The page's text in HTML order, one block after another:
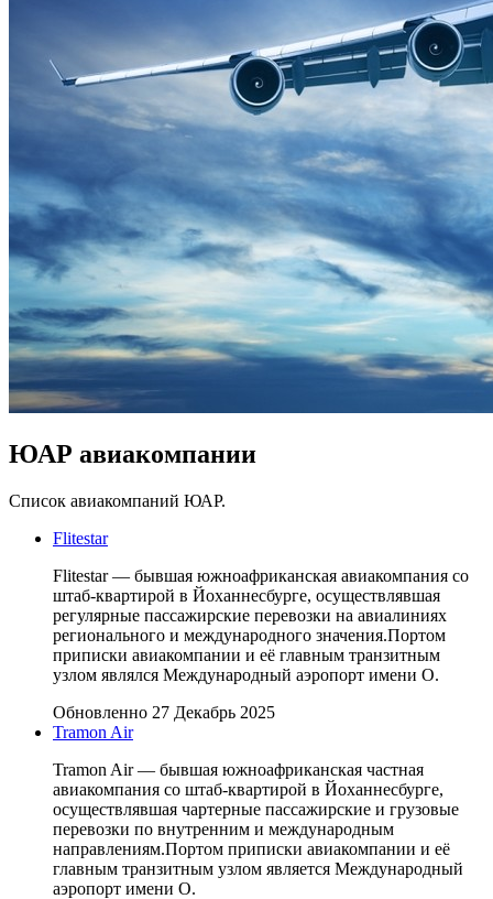
ЮАР авиакомпании
Список авиакомпаний ЮАР.
Flitestar
Flitestar — бывшая южноафриканская авиакомпания со
штаб-квартирой в Йоханнесбурге, осуществлявшая
регулярные пассажирские перевозки на авиалиниях
регионального и международного значения.Портом
приписки авиакомпании и её главным транзитным
узлом являлся Международный аэропорт имени О.
Обновленно 27 Декабрь 2025
Tramon Air
Tramon Air — бывшая южноафриканская частная
авиакомпания со штаб-квартирой в Йоханнесбурге,
осуществлявшая чартерные пассажирские и грузовые
перевозки по внутренним и международным
направлениям.Портом приписки авиакомпании и её
главным транзитным узлом является Международный
аэропорт имени О.